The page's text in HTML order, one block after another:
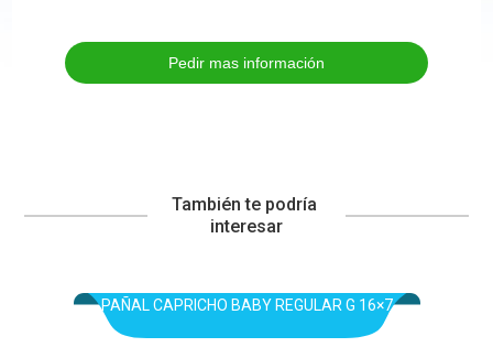
Pedir mas información
También te podría
interesar
PAÑAL CAPRICHO BABY REGULAR G 16×7